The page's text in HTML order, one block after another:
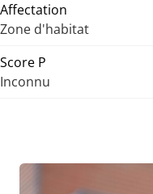
Affectation
Zone d'habitat
Score P
Inconnu